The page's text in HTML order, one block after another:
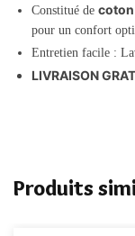
Constitué de
pour un confort
Entretien facile :
LIVRAISON
Produits